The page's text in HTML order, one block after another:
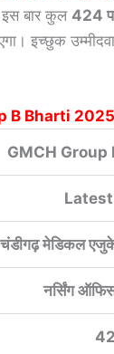
बार कुल 424
इच्छुक
B Bharti 2025
GMCH
चंडीगढ़ मेडिकल
नर्सिंग